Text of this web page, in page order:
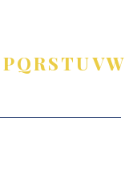
PQRSTUVW